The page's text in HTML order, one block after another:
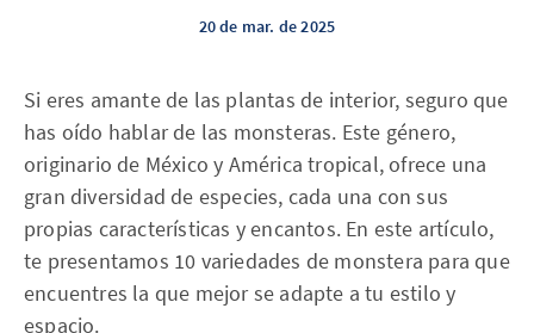
20 de mar. de 2025
Si eres amante de las plantas de interior, seguro que
has oído hablar de las monsteras. Este género,
originario de México y América tropical, ofrece una
gran diversidad de especies, cada una con sus
propias características y encantos. En este artículo,
te presentamos 10 variedades de monstera para que
encuentres la que mejor se adapte a tu estilo y
espacio.